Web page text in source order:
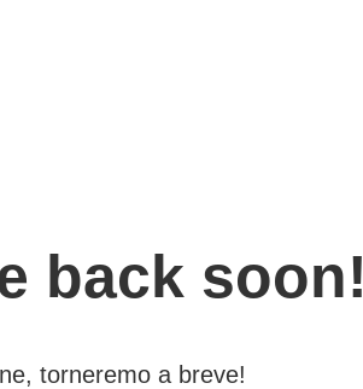
back soon!
torneremo a breve!